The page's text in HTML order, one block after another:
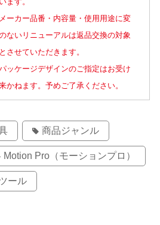
ます。
メーカー品番・内容量・使用用途に変
ないリニューアルは返品交換の対象
させていただきます。
パッケージデザインのご指定はお受け
かねます。予めご了承ください。
商品ジャンル
Motion Pro（モーションプロ）
ール